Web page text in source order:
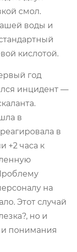
смол.
воды и
кислотой.
год
инцидент —
в
в
+2 часа к
на
Этот случай
но и
понимания